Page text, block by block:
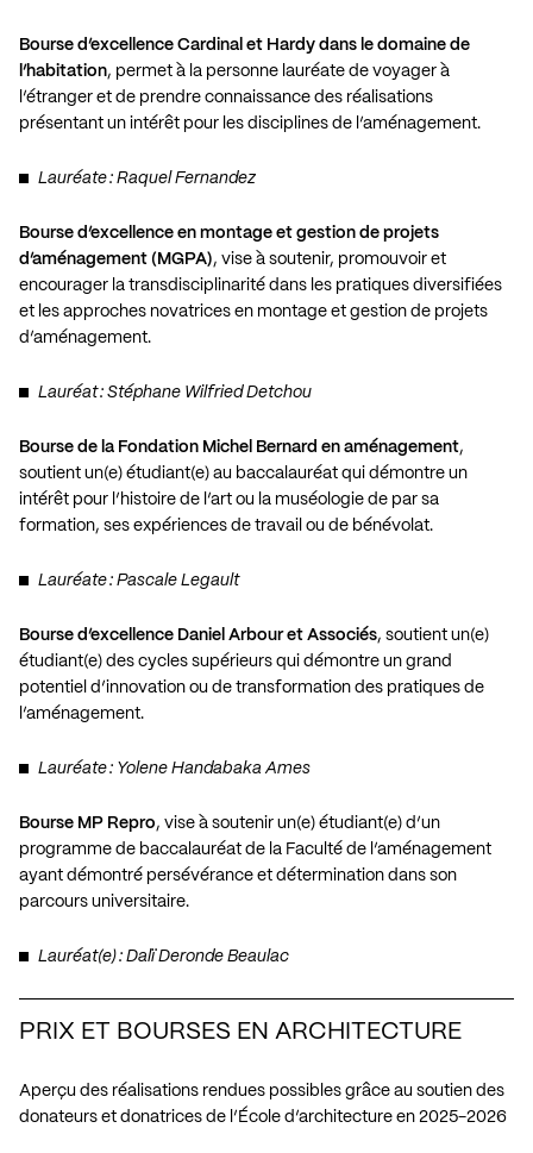
Bourse d’excellence Cardinal et Hardy dans le domaine de
l’habitation, permet à la personne lauréate de voyager à
l’étranger et de prendre connaissance des réalisations
présentant un intérêt pour les disciplines de l’aménagement.
Lauréate : Raquel Fernandez
Bourse d’excellence en montage et gestion de projets
d’aménagement (MGPA), vise à soutenir, promouvoir et
encourager la transdisciplinarité dans les pratiques diversifiées
et les approches novatrices en montage et gestion de projets
d’aménagement.
Lauréat : Stéphane Wilfried Detchou
Bourse de la Fondation Michel Bernard en aménagement,
soutient un(e) étudiant(e) au baccalauréat qui démontre un
intérêt pour l’histoire de l’art ou la muséologie de par sa
formation, ses expériences de travail ou de bénévolat.
Lauréate : Pascale Legault
Bourse d’excellence Daniel Arbour et Associés, soutient un(e)
étudiant(e) des cycles supérieurs qui démontre un grand
potentiel d’innovation ou de transformation des pratiques de
l’aménagement.
Lauréate : Yolene Handabaka Ames
Bourse MP Repro, vise à soutenir un(e) étudiant(e) d’un
programme de baccalauréat de la Faculté de l’aménagement
ayant démontré persévérance et détermination dans son
parcours universitaire.
Lauréat(e) : Dalï Deronde Beaulac
PRIX ET BOURSES EN ARCHITECTURE
Aperçu des réalisations rendues possibles grâce au soutien des
donateurs et donatrices de l’École d’architecture en 2025-2026